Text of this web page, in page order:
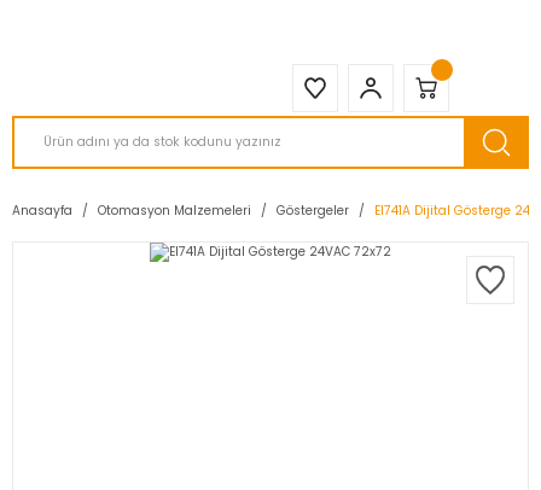
Anasayfa Otomasyon Malzemeleri Göstergeler EI741A Dijital Gösterge